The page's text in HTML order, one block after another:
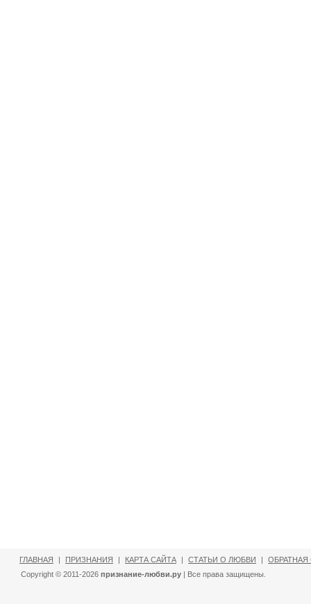
ГЛАВНАЯ | ПРИЗНАНИЯ | КАРТА САЙТА | СТАТЬИ О ЛЮБВИ |
ОБРАТНАЯ
Copyright © 2011-2026 признание-любви.ру | Все права защищены.